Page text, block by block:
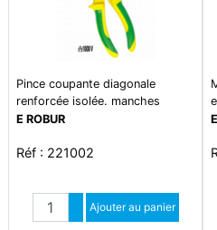
Pince coupante diagonale
renforcée isolée. manches
bimatière, acier poli noir.
longueur 200 mm.
E ROBUR
Réf : 221002
Quantité
Augmenter quantité
Diminuer quantité
Ajouter au panier